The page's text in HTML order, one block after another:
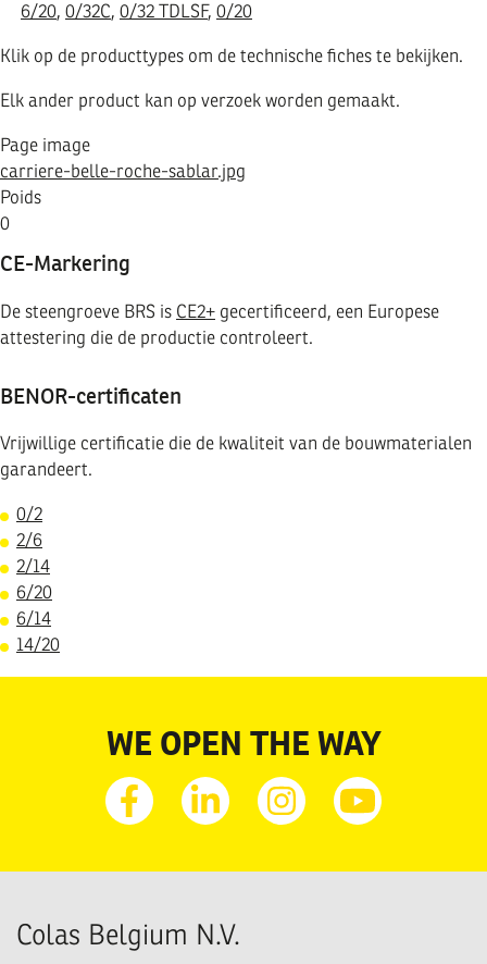
6/20, 0/32C, 0/32 TDLSF, 0/20
Klik op de producttypes om de technische fiches te bekijken.
Elk ander product kan op verzoek worden gemaakt.
Page image
carriere-belle-roche-sablar.jpg
Poids
0
CE-Markering
De steengroeve BRS is CE2+ gecertificeerd, een Europese
attestering die de productie controleert.
BENOR-certificaten
Vrijwillige certificatie die de kwaliteit van de bouwmaterialen
garandeert.
0/2
2/6
2/14
6/20
6/14
14/20
WE OPEN THE WAY
FacebookLinkedinInstagramYoutube
Colas Belgium N.V.